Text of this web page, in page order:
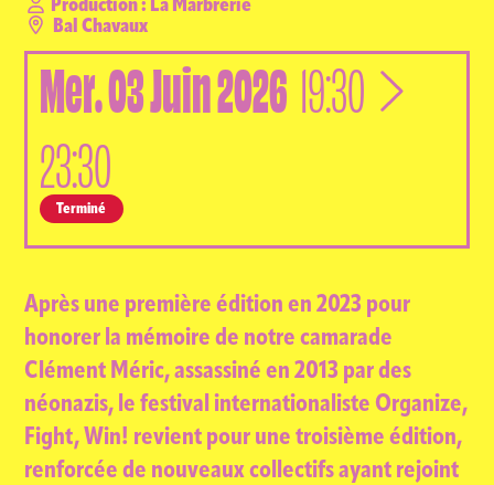
Bal Chavaux
Mer.03Juin2026 19:30 à
23:30
Terminé
Après une première édition en 2023 pour
honorer la mémoire de notre camarade
Clément Méric, assassiné en 2013 par des
néonazis, le festival internationaliste Organize,
Fight, Win! revient pour une troisième édition,
renforcée de nouveaux collectifs ayant rejoint